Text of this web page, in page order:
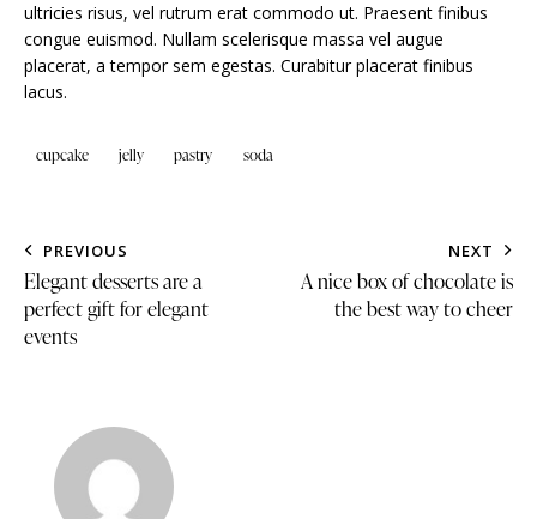
ultricies risus, vel rutrum erat commodo ut. Praesent finibus
congue euismod. Nullam scelerisque massa vel augue
placerat, a tempor sem egestas. Curabitur placerat finibus
lacus.
cupcake jelly pastry soda
PREVIOUS
Elegant desserts are a
perfect gift for elegant
events
NEXT
A nice box of chocolate is
the best way to cheer